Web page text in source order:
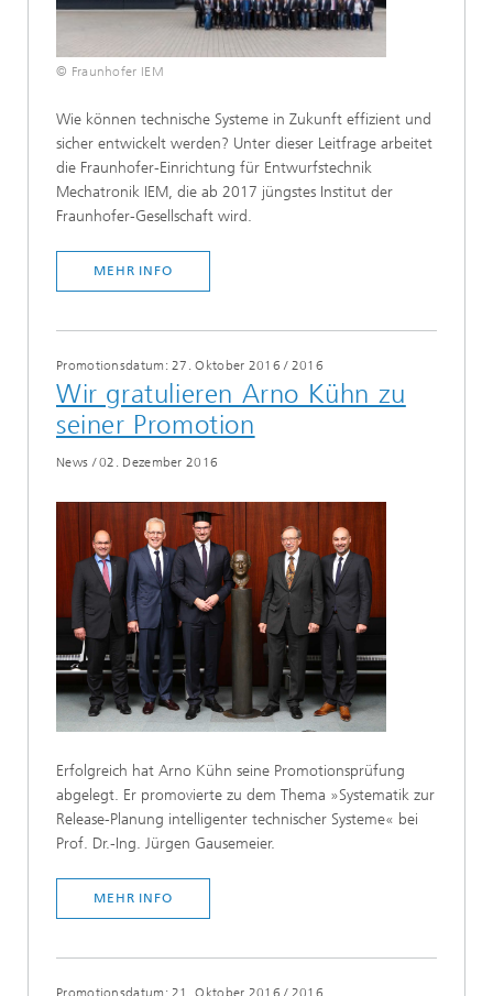
© Fraunhofer IEM
Wie können technische Systeme in Zukunft effizient und
sicher entwickelt werden? Unter dieser Leitfrage arbeitet
die Fraunhofer-Einrichtung für Entwurfstechnik
Mechatronik IEM, die ab 2017 jüngstes Institut der
Fraunhofer-Gesellschaft wird.
MEHR INFO
Promotionsdatum: 27. Oktober 2016 / 2016
Wir gratulieren Arno Kühn zu
seiner Promotion
News /02. Dezember 2016
Erfolgreich hat Arno Kühn seine Promotionsprüfung
abgelegt. Er promovierte zu dem Thema »Systematik zur
Release-Planung intelligenter technischer Systeme« bei
Prof. Dr.-Ing. Jürgen Gausemeier.
MEHR INFO
Promotionsdatum: 21. Oktober 2016 / 2016